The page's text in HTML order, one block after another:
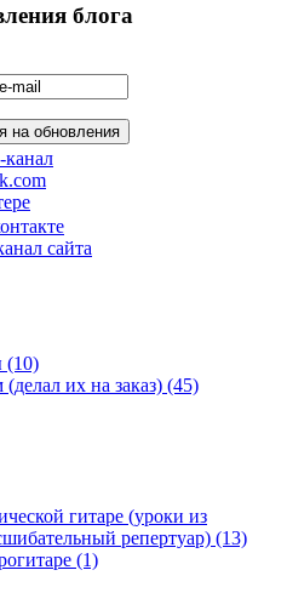
блога
(10)
их на заказ) (45)
гитаре (уроки из
репертуар) (13)
(1)